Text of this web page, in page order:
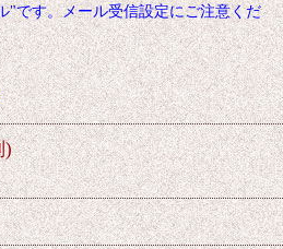
"です。メール受信設定にご注意くだ
)